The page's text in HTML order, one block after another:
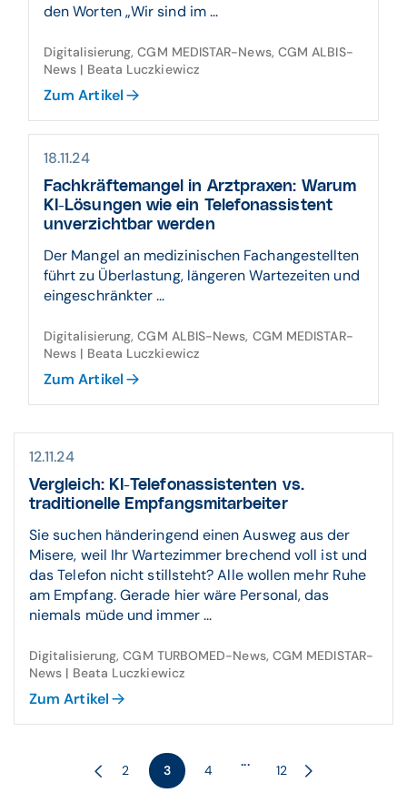
den Worten „Wir sind im ...
Digitalisierung, CGM MEDISTAR-News, CGM ALBIS-
News | Beata Luczkiewicz
Zum Artikel
18.11.24
Fachkräftemangel in Arztpraxen: Warum
KI-Lösungen wie ein Telefonassistent
unverzichtbar werden
Der Mangel an medizinischen Fachangestellten
führt zu Überlastung, längeren Wartezeiten und
eingeschränkter ...
Digitalisierung, CGM ALBIS-News, CGM MEDISTAR-
News | Beata Luczkiewicz
Zum Artikel
12.11.24
Vergleich: KI-Telefonassistenten vs.
traditionelle Empfangsmitarbeiter
Sie suchen händeringend einen Ausweg aus der
Misere, weil Ihr Wartezimmer brechend voll ist und
das Telefon nicht stillsteht? Alle wollen mehr Ruhe
am Empfang. Gerade hier wäre Personal, das
niemals müde und immer ...
Digitalisierung, CGM TURBOMED-News, CGM MEDISTAR-
News | Beata Luczkiewicz
Zum Artikel
2 3 4
...
12